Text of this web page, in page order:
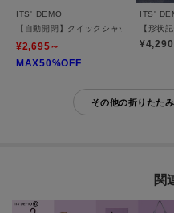
ITS' DEMO
【自動開閉】クイックシャットジャン
¥2,695～
MAX50%OFF
ITS'
【形状
¥4,290
その他の折りたた
関